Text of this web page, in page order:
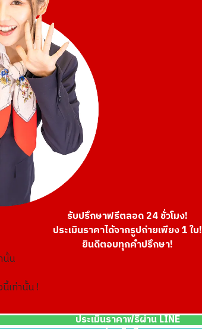
รับปรึกษาฟรีตลอด 24 ชั่วโมง!
ประเมินราคาได้จากรูปถ่ายเพียง 1 ใบ!
ยินดีตอบทุกคำปรึกษา!
นั้น
เท่านั้น !
ประเมินราคาฟรีผ่าน LINE